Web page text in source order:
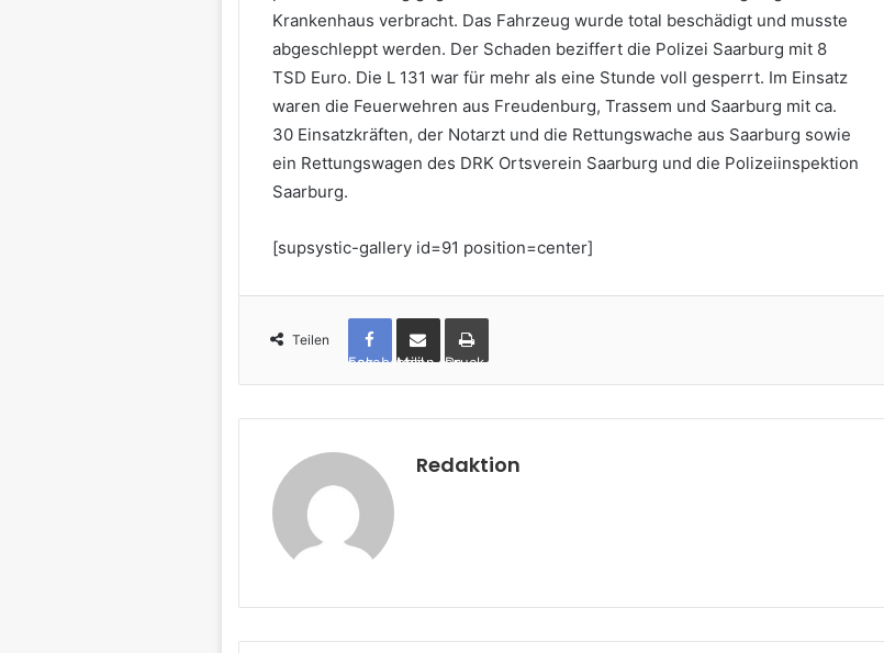
Krankenhaus verbracht. Das Fahrzeug wurde total beschädigt und musste
abgeschleppt werden. Der Schaden beziffert die Polizei Saarburg mit 8
TSD Euro. Die L 131 war für mehr als eine Stunde voll gesperrt. Im Einsatz
waren die Feuerwehren aus Freudenburg, Trassem und Saarburg mit ca.
30 Einsatzkräften, der Notarzt und die Rettungswache aus Saarburg sowie
ein Rettungswagen des DRK Ortsverein Saarburg und die Polizeiinspektion
Saarburg.
[supsystic-gallery id=91 position=center]
Teilen
Facebook per Mail teilen Drucken
Redaktion